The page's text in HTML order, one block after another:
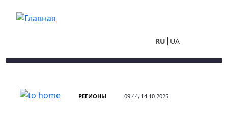
RU UA
РЕГИОНЫ 09:44, 14.10.2025